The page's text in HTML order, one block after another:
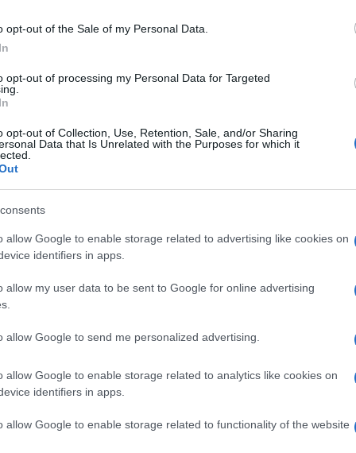
opt-out of the Sale of my Personal Data.
opt-out of processing my Personal Data for Targeted
opt-out of Collection, Use, Retention, Sale, and/or Sharing
Data that Is Unrelated with the Purposes for which it
allow Google to enable storage related to advertising like cookies on
identifiers in apps.
allow my user data to be sent to Google for online advertising
allow Google to send me personalized advertising.
allow Google to enable storage related to analytics like cookies on
identifiers in apps.
allow Google to enable storage related to functionality of the website
entre boîte manuelle et automatique à six rapports,
de carrosserie.
étend l’autonomie et abaisse le niveau sonore
et la hauteur de passage à gué la plus élevée
même à pleine charge.
kg.
utile de plus de 1 300 kg et son excellente garde
suivie par le véhicule et la comparent à celle
de braquage du volant.
visant à améliorer la stabilité et la maîtrise : •
dans les descentes à fort pourcentage• Aide
dans les pentes les plus raides• Système de
de l’ensemble roulant lorsque le véhicule tracte une